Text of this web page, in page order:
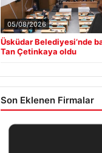
05/08/2026
Üsküdar Belediyesi’nde
Tan Çetinkaya oldu
Son Eklenen Firmalar